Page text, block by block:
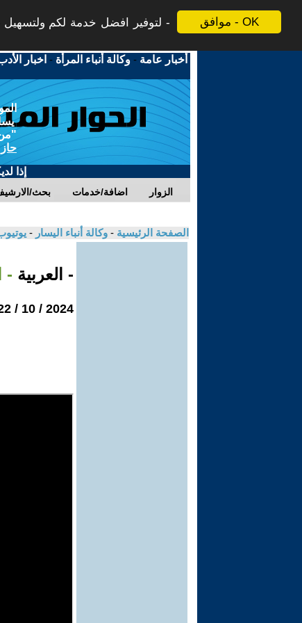
موافق - OK
لتوفير افضل خدمة لكم ولتسهيل
أخبار عامة -وكالة أنباء المرأة - اخبار
إذا
بحث/ اضافة/خدمات الزوار
الصفحة الرئيسية - وكالة أنباء اليسار -
- العربية -
2024 / 10 / 22